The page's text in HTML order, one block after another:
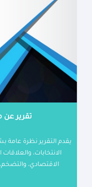
تقرير عن
يقدم التقرير نظرة عامة
الانتخابات،
الاقتصادي،